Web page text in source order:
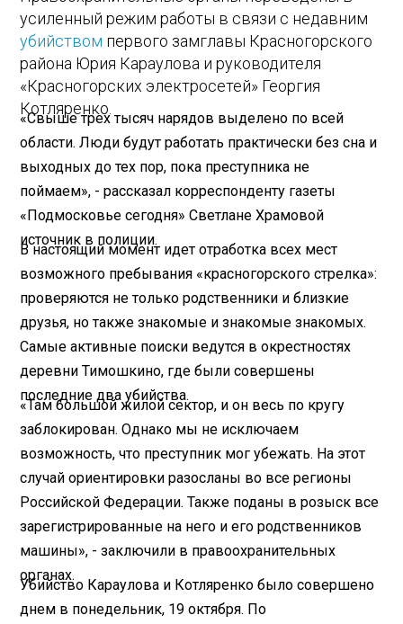
усиленный режим работы в связи с недавним
убийством первого замглавы Красногорского
района Юрия Караулова и руководителя
«Красногорских электросетей» Георгия
Котляренко.
«Свыше трех тысяч нарядов выделено по всей
области. Люди будут работать практически без сна и
выходных до тех пор, пока преступника не
поймаем», - рассказал корреспонденту газеты
«Подмосковье сегодня» Светлане Храмовой
источник в полиции.
В настоящий момент идет отработка всех мест
возможного пребывания «красногорского стрелка»:
проверяются не только родственники и близкие
друзья, но также знакомые и знакомые знакомых.
Самые активные поиски ведутся в окрестностях
деревни Тимошкино, где были совершены
последние два убийства.
«Там большой жилой сектор, и он весь по кругу
заблокирован. Однако мы не исключаем
возможность, что преступник мог убежать. На этот
случай ориентировки разосланы во все регионы
Российской Федерации. Также поданы в розыск все
зарегистрированные на него и его родственников
машины», - заключили в правоохранительных
органах.
Убийство Караулова и Котляренко было совершено
днем в понедельник, 19 октября. По